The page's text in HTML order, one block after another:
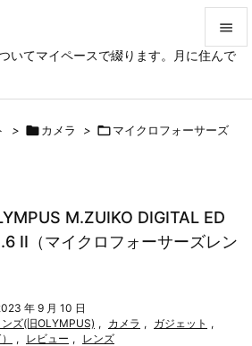
いてマイペースで綴ります。月に住んで


サイド
次へ

> カメラ > マイクロフォーサーズ
M.ZUIKO DIGITAL ED
II（マイクロフォーサーズレン
年 9 月 10 日
ズ(旧OLYMPUS) , カメラ , ガジェット ,
, レビュー , レンズ